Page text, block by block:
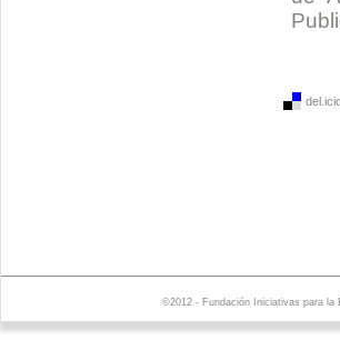
©2012 - Fundación Iniciativas para la